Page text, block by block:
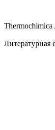
Thermochimica
Литературная